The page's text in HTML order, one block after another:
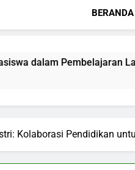
BERANDA
Layanan
Kolaborasi Pendidikan